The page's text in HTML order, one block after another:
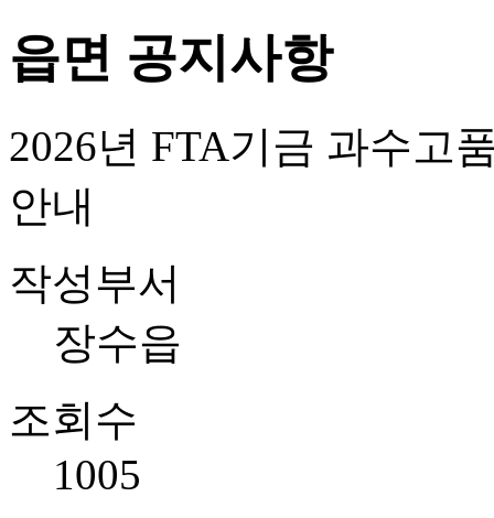
읍면 공지사항
2026년 FTA기금 과수고
안내
작성부서
장수읍
조회수
1005